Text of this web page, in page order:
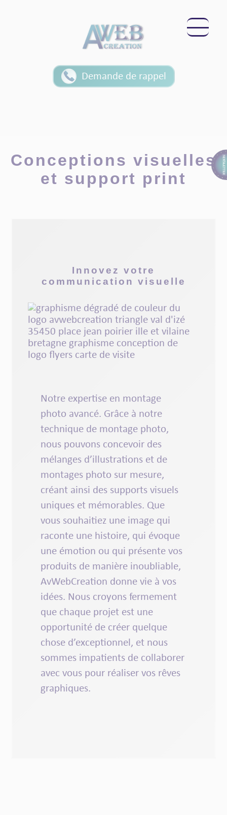
Demande de rappel
Conceptions visuelles
et support print
Innovez votre
communication visuelle
Notre expertise en montage
photo avancé. Grâce à notre
technique de montage photo,
nous pouvons concevoir des
mélanges d’illustrations et de
montages photo sur mesure,
créant ainsi des supports visuels
uniques et mémorables. Que
vous souhaitiez une image qui
raconte une histoire, qui évoque
une émotion ou qui présente vos
produits de manière inoubliable,
AvWebCreation donnevie à vos
idées. Nous croyons fermement
que chaque projet est une
opportunité de créer quelque
chose d’exceptionnel, et nous
sommes impatients de collaborer
avec vous pour réaliser vos rêves
graphiques.